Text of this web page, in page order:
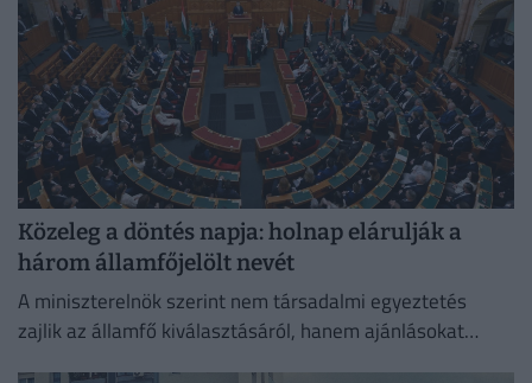
Közeleg a döntés napja: holnap elárulják a
három államfőjelölt nevét
A miniszterelnök szerint nem társadalmi egyeztetés
zajlik az államfő kiválasztásáról, hanem ajánlásokat